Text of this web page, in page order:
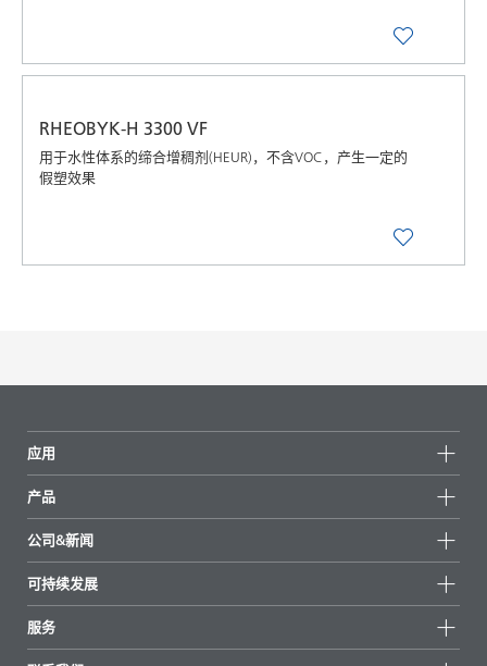
RHEOBYK-H 3300 VF
用于水性体系的缔合增稠剂(HEUR)，不含VOC，产生一定的
假塑效果
应用
产品
所有产品
重点推荐
公司&新闻
新闻
新闻和媒体
可持续发展
可持续产品
服务